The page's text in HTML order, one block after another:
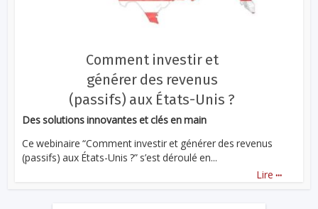
Comment investir et
générer des revenus
(passifs) aux États-Unis ?
Des solutions innovantes et clés en main
Ce webinaire “Comment investir et générer des revenus
(passifs) aux États-Unis ?” s’est déroulé en...
Lire ...